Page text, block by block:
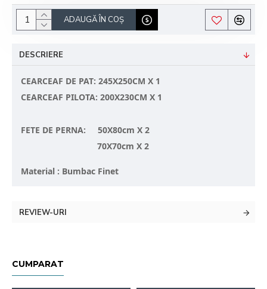
ADAUGĂ ÎN COŞ
DESCRIERE
CEARCEAF DE PAT: 245X250CM X 1
CEARCEAF PILOTA: 200X230CM X 1
FETE DE PERNA: 50X80cm X 2
70X70cm X 2
Material : Bumbac Finet
REVIEW-URI
CUMPARAT